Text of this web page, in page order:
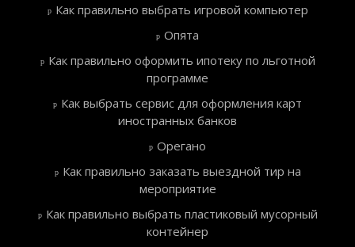
Как правильно выбрать игровой компьютер
Опята
Как правильно оформить ипотеку по льготной
программе
Как выбрать сервис для оформления карт
иностранных банков
Орегано
Как правильно заказать выездной тир на
мероприятие
Как правильно выбрать пластиковый мусорный
контейнер